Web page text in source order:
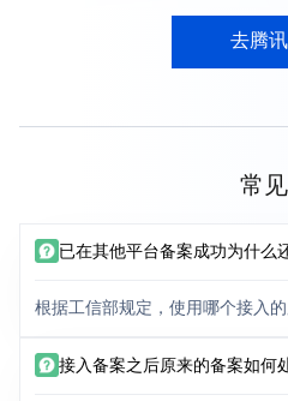
去腾
常
已在其他平台备案成功为什么
根据工信部规定，使用哪个接入
接入备案之后原来的备案如何